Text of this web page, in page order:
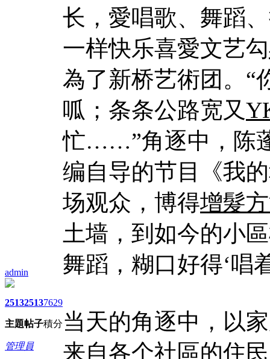
admin
2513
主題
2513
帖子
7629
積分
管理員
长，愛唱歌、舞蹈
一样快乐喜愛文艺勾
為了新桥艺術团。“
呱；条条公路宽又
忙……”角逐中，陈
编自导的节目《我
场观众，博得增髮
土墙，到如今的小
舞蹈，糊口好得‘唱
当天的角逐中，以
来自各个社區的住